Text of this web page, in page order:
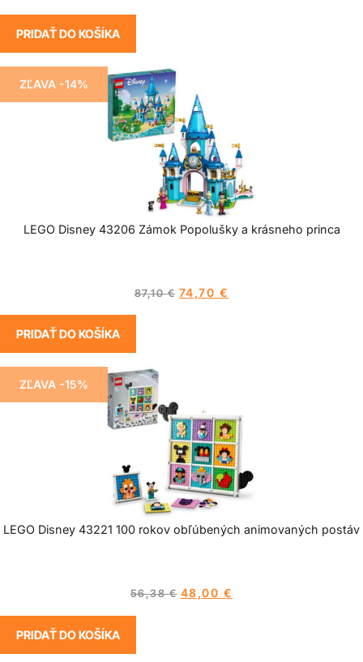
PRIDAŤ DO KOŠÍKA
ZĽAVA -14%
LEGO Disney 43206 Zámok Popolušky a krásneho princa
87,10€ 74,70 €
PRIDAŤ DO KOŠÍKA
ZĽAVA -15%
LEGO Disney 43221 100 rokov obľúbených animovaných postáv
56,38€ 48,00 €
PRIDAŤ DO KOŠÍKA